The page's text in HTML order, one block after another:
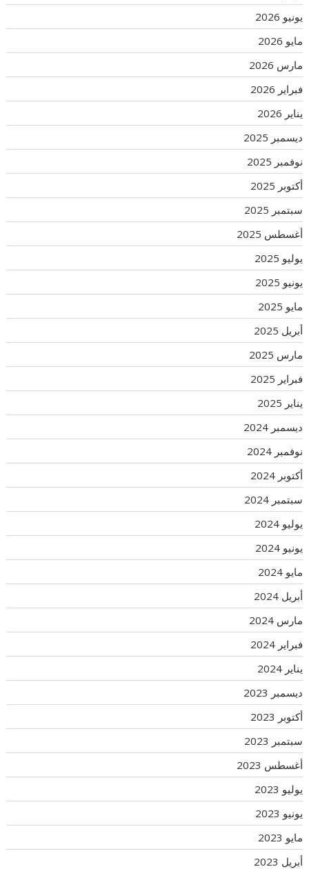
يونيو 2026
مايو 2026
مارس 2026
فبراير 2026
يناير 2026
ديسمبر 2025
نوفمبر 2025
أكتوبر 2025
سبتمبر 2025
أغسطس 2025
يوليو 2025
يونيو 2025
مايو 2025
أبريل 2025
مارس 2025
فبراير 2025
يناير 2025
ديسمبر 2024
نوفمبر 2024
أكتوبر 2024
سبتمبر 2024
يوليو 2024
يونيو 2024
مايو 2024
أبريل 2024
مارس 2024
فبراير 2024
يناير 2024
ديسمبر 2023
أكتوبر 2023
سبتمبر 2023
أغسطس 2023
يوليو 2023
يونيو 2023
مايو 2023
أبريل 2023